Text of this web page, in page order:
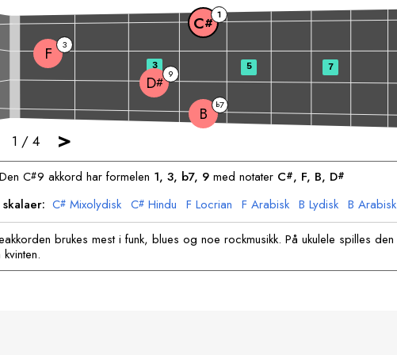
1 / 4 >
B b7
D# 9
F
3
C# 1
3 5 7
Den C#9 akkord har formelen 1, 3, b7, 9 med notater C#, F, B, D#
C# Mixolydisk C# Hindu F Locrian F Arabisk B Lydisk B Arabisk
D Moll D Hindu
brukes mest i funk, blues og noe rockmusikk. På ukulele spilles den